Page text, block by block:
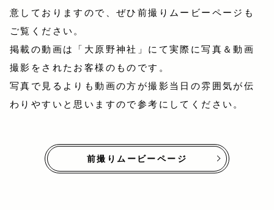
意しておりますので、ぜひ前撮りムービーページも
ご覧ください。
掲載の動画は「大原野神社」にて実際に写真＆動画
撮影をされたお客様のものです。
写真で見るよりも動画の方が撮影当日の雰囲気が伝
わりやすいと思いますので参考にしてください。
前撮りムービーページ